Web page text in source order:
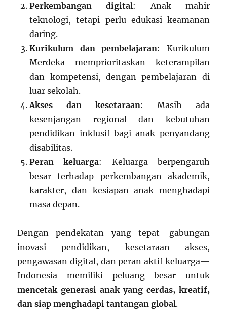
Perkembangan digital: Anak mahir
teknologi, tetapi perlu edukasi keamanan
daring.
Kurikulum dan pembelajaran: Kurikulum
Merdeka memprioritaskan keterampilan
dan kompetensi, dengan pembelajaran di
luar sekolah.
Akses dan kesetaraan: Masih ada
kesenjangan regional dan kebutuhan
pendidikan inklusif bagi anak penyandang
disabilitas.
Peran keluarga: Keluarga berpengaruh
besar terhadap perkembangan akademik,
karakter, dan kesiapan anak menghadapi
masa depan.
Dengan pendekatan yang tepat—gabungan
inovasi pendidikan, kesetaraan akses,
pengawasan digital, dan peran aktif keluarga—
Indonesia memiliki peluang besar untuk
mencetak generasi anak yang cerdas, kreatif,
dan siap menghadapi tantangan global.